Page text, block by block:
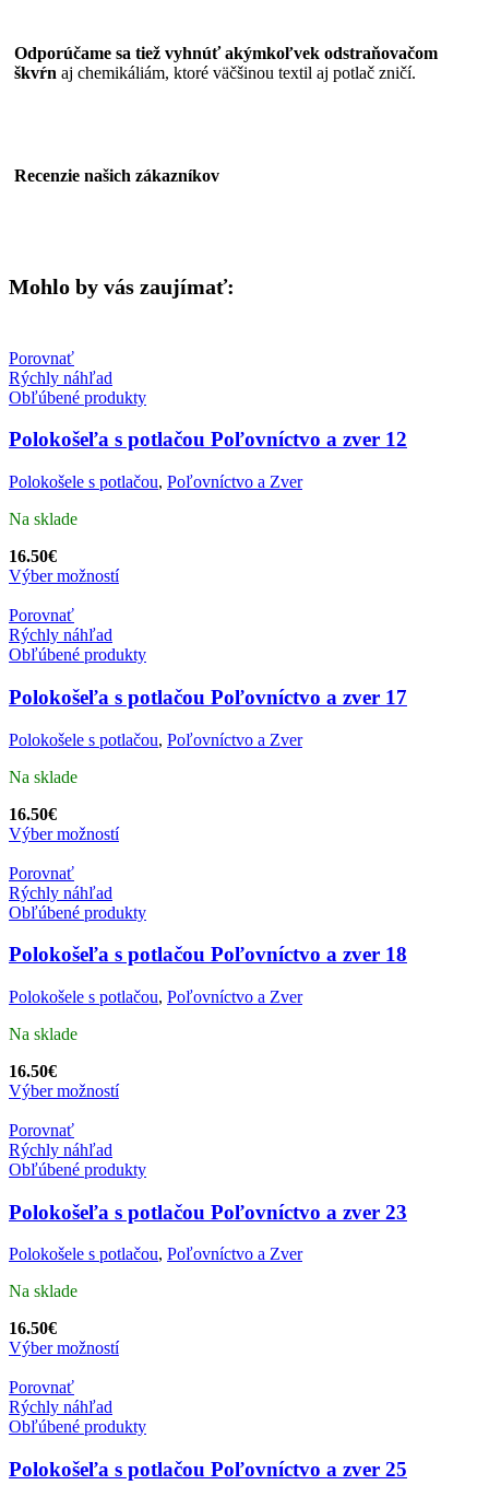
Odporúčame sa tiež vyhnúť akýmkoľvek odstraňovačom
škvŕn aj chemikáliám, ktoré väčšinou textil aj potlač zničí.
Recenzie našich zákazníkov
Mohlo by vás zaujímať:
Porovnať
Rýchly náhľad
Obľúbené produkty
Polokošeľa s potlačou Poľovníctvo a zver 12
Polokošele s potlačou, Poľovníctvo a Zver
Na sklade
16.50€
Výber možností
Porovnať
Rýchly náhľad
Obľúbené produkty
Polokošeľa s potlačou Poľovníctvo a zver 17
Polokošele s potlačou, Poľovníctvo a Zver
Na sklade
16.50€
Výber možností
Porovnať
Rýchly náhľad
Obľúbené produkty
Polokošeľa s potlačou Poľovníctvo a zver 18
Polokošele s potlačou, Poľovníctvo a Zver
Na sklade
16.50€
Výber možností
Porovnať
Rýchly náhľad
Obľúbené produkty
Polokošeľa s potlačou Poľovníctvo a zver 23
Polokošele s potlačou, Poľovníctvo a Zver
Na sklade
16.50€
Výber možností
Porovnať
Rýchly náhľad
Obľúbené produkty
Polokošeľa s potlačou Poľovníctvo a zver 25